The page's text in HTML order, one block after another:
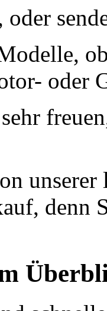
oder
oder
denn